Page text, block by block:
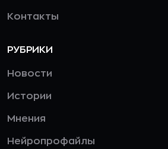
Контакты
РУБРИКИ
Новости
Истории
Мнения
Нейропрофайлы